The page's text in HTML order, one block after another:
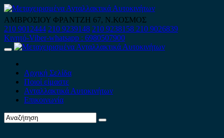
Skip
to
content
ΑΜΒΡΟΣΙΟΥ ΦΡΑΝΤΖΗ 67, Ν.ΚΟΣΜΟΣ
210 9012444 210 9239148 210 9238158 210 9026839
Κινητό-Viber-whatsapp : 6980507900
Primary
Αρχική Σελίδα
Ποιοί είμαστε
Ανταλλακτικά Αυτοκινήτων
Επικοινωνία